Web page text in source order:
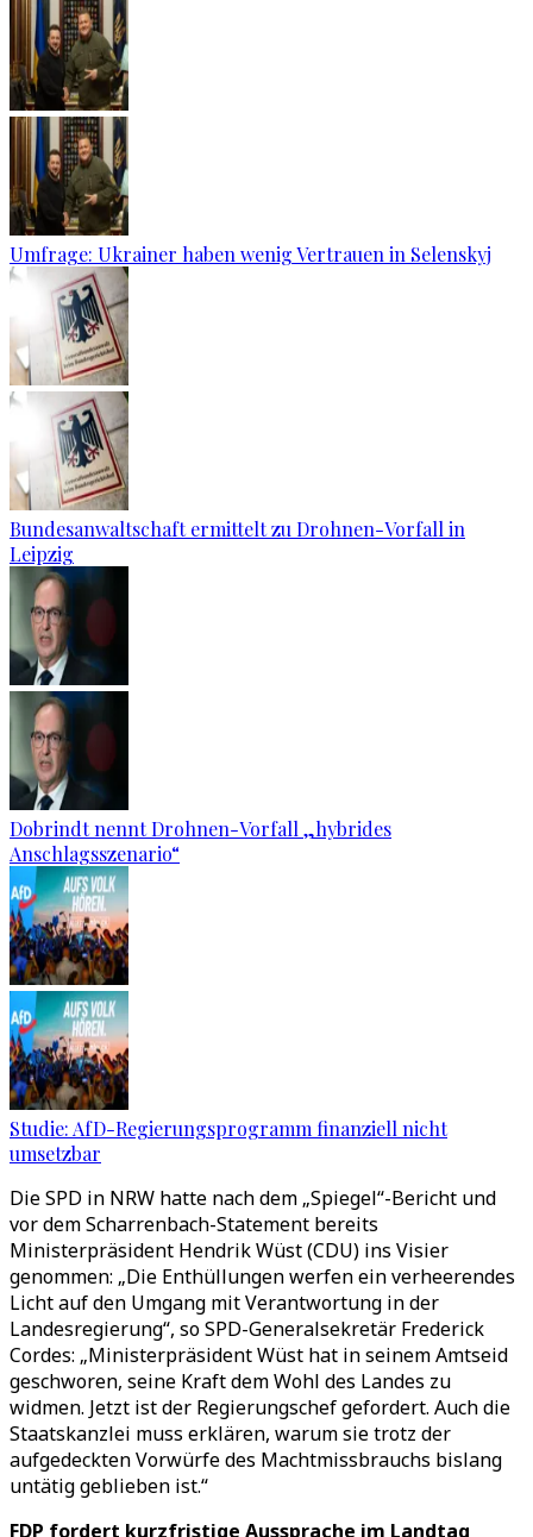
Umfrage: Ukrainer haben wenig Vertrauen in Selenskyj
Bundesanwaltschaft ermittelt zu Drohnen-Vorfall in
Leipzig
Dobrindt nennt Drohnen-Vorfall „hybrides
Anschlagsszenario“
Studie: AfD-Regierungsprogramm finanziell nicht
umsetzbar
Die SPD in NRW hatte nach dem „Spiegel“-Bericht und
vor dem Scharrenbach-Statement bereits
Ministerpräsident Hendrik Wüst (CDU) ins Visier
genommen: „Die Enthüllungen werfen ein verheerendes
Licht auf den Umgang mit Verantwortung in der
Landesregierung“, so SPD-Generalsekretär Frederick
Cordes: „Ministerpräsident Wüst hat in seinem Amtseid
geschworen, seine Kraft dem Wohl des Landes zu
widmen. Jetzt ist der Regierungschef gefordert. Auch die
Staatskanzlei muss erklären, warum sie trotz der
aufgedeckten Vorwürfe des Machtmissbrauchs bislang
untätig geblieben ist.“
FDP fordert kurzfristige Aussprache im Landtag